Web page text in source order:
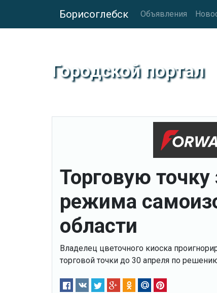
Борисоглебск Объявления
Городской портал
Торговую
режима
области
Владелец цветочного киоска
торговой точки до 30 апреля по